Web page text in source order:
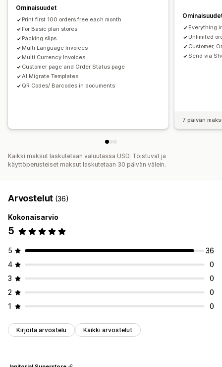
Tiedostojen hallinnointi
Joukkolataus
Sähköpostien automaatio
PDF-generointi
Tulostus ja vienti
Peräkkäinen numerointi
Ominaisuudet
Print first 100 orders free each month
For Basic plan stores
Packing slips
Multi Language Invoices
Multi Currency Invoices
Customer page and Order Status page
AI Migrate Templates
QR Codes/ Barcodes in documents
Everything
Unlimited
Customer,
Send via
7 päivän
Kaikki maksut laskutetaan valuutassa USD. Toistuvat ja
käyttöperusteiset maksut laskutetaan 30 päivän välein.
Arvostelut (36)
Kokonaisarvio
5
5
36
4
0
3
0
2
0
1
0
Kirjoita arvostelu Kaikki arvostelut